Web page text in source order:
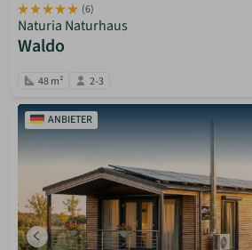
(6)
Naturia Naturhaus
Waldo
48 m² 2-3
ANBIETER